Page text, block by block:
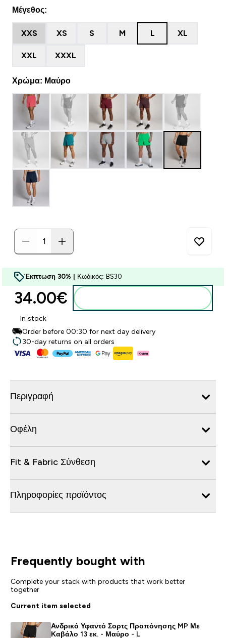
Μέγεθος:
XXS XS S M L XL
XXL XXXL
Χρώμα: Μαύρο
Έκπτωση 30% | Κωδικός: BS30
34.00€‎
In stock
Order before 00:30 for next day delivery
30-day returns on all orders
Περιγραφή
Οφέλη
Fit & Fabric Σύνθεση
Πληροφορίες προϊόντος
Frequently bought with
Complete your stack with products that work better
together
Current item selected
Ανδρικό Υφαντό Σορτς Προπόνησης MP Με
Καβάλο 13 εκ. - Μαύρο - L